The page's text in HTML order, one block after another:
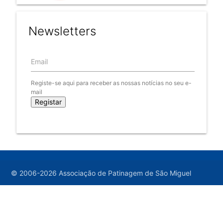
Newsletters
Email
Registe-se aqui para receber as nossas notícias no seu e-
mail
© 2006-2026 Associação de Patinagem de São Miguel